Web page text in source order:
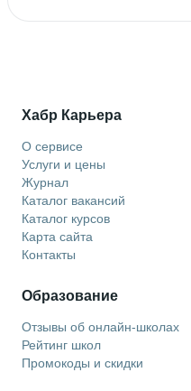
Хабр Карьера
О сервисе
Услуги и цены
Журнал
Каталог вакансий
Каталог курсов
Карта сайта
Контакты
Образование
Отзывы об онлайн-школах
Рейтинг школ
Промокоды и скидки